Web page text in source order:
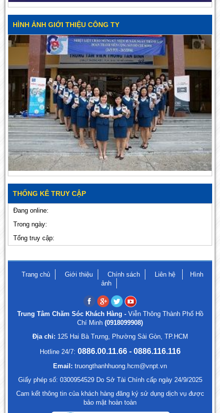
HÌNH ẢNH GIỚI THIỆU CÔNG TY
THỐNG KÊ TRUY CẬP
Đang online:
Trong ngày:
Tổng truy cập:
Trang chủ Giới thiệu Chính sách Liên hệ
Hình
ảnh
Trung Tâm Chăm Sóc Khách Hàng - Viễn Thông Thành Phố Hồ
Chí Minh (0918099908)
Địa chỉ: 125 Hai Bà Trưng, Phường Sài Gòn, TP.HCM
Hotline 24/7: 0886.00.11.66 - 0886.116.116
Email: truongthanhhuong.hcm@vnpt.vn
Giấy phép số: 0300954529 Do Sở Tài Chính cấp ngày 24/9/2025
Cam kết thông tin của khách hàng đăng ký sử dụng dịch vụ được
bảo mật hoàn toàn